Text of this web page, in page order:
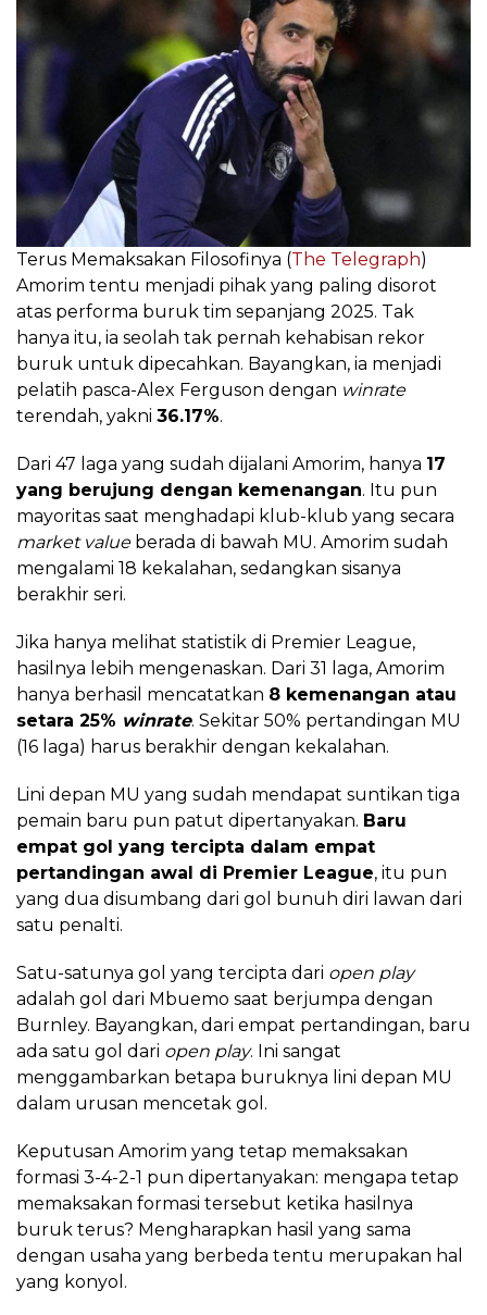
Terus Memaksakan Filosofinya (The Telegraph)
Amorim tentu menjadi pihak yang paling disorot
atas performa buruk tim sepanjang 2025. Tak
hanya itu, ia seolah tak pernah kehabisan rekor
buruk untuk dipecahkan. Bayangkan, ia menjadi
pelatih pasca-Alex Ferguson dengan winrate
terendah, yakni 36.17%.
Dari 47 laga yang sudah dijalani Amorim, hanya 17
yang berujung dengan kemenangan. Itu pun
mayoritas saat menghadapi klub-klub yang secara
market value berada di bawah MU. Amorim sudah
mengalami 18 kekalahan, sedangkan sisanya
berakhir seri.
Jika hanya melihat statistik di Premier League,
hasilnya lebih mengenaskan. Dari 31 laga, Amorim
hanya berhasil mencatatkan 8 kemenangan atau
setara 25% winrate. Sekitar 50% pertandingan MU
(16 laga) harus berakhir dengan kekalahan.
Lini depan MU yang sudah mendapat suntikan tiga
pemain baru pun patut dipertanyakan. Baru
empat gol yang tercipta dalam empat
pertandingan awal di Premier League, itu pun
yang dua disumbang dari gol bunuh diri lawan dari
satu penalti.
Satu-satunya gol yang tercipta dari open play
adalah gol dari Mbuemo saat berjumpa dengan
Burnley. Bayangkan, dari empat pertandingan, baru
ada satu gol dari open play. Ini sangat
menggambarkan betapa buruknya lini depan MU
dalam urusan mencetak gol.
Keputusan Amorim yang tetap memaksakan
formasi 3-4-2-1 pun dipertanyakan: mengapa tetap
memaksakan formasi tersebut ketika hasilnya
buruk terus? Mengharapkan hasil yang sama
dengan usaha yang berbeda tentu merupakan hal
yang konyol.